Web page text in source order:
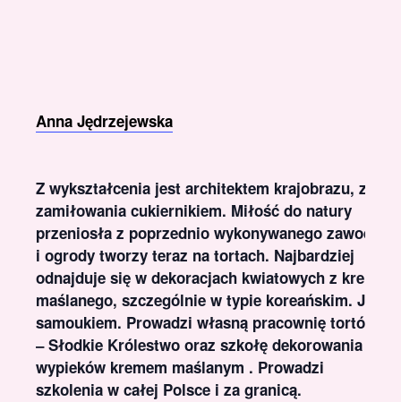
Anna Jędrzejewska
Z wykształcenia jest architektem krajobrazu, z
zamiłowania cukiernikiem. Miłość do natury
przeniosła z poprzednio wykonywanego zawodu
i ogrody tworzy teraz na tortach. Najbardziej
odnajduje się w dekoracjach kwiatowych z kremu
maślanego, szczególnie w typie koreańskim. Jest
samoukiem. Prowadzi własną pracownię tortów
– Słodkie Królestwo oraz szkołę dekorowania
wypieków kremem maślanym . Prowadzi
szkolenia w całej Polsce i za granicą.